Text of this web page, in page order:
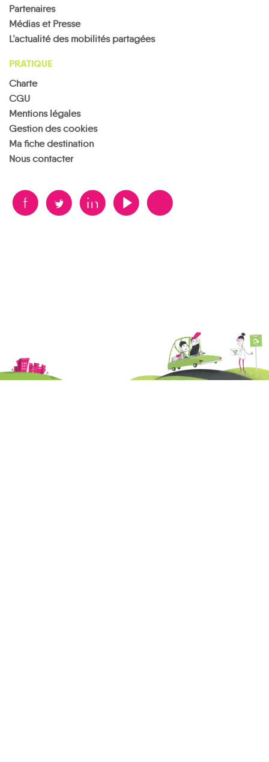
Partenaires
Médias et Presse
L’actualité des mobilités partagées
PRATIQUE
Charte
CGU
Mentions légales
Gestion des cookies
Ma fiche destination
Nous contacter
B A D F V